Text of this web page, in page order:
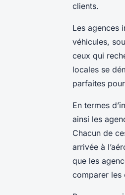
clients.
Les agences
véhicules,
ceux qui
locales se
parfaites
En termes
ainsi les
Chacun de
arrivée à
que les
comparer les